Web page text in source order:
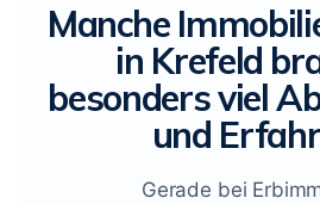
Manche
in Krefeld
besonders viel
und
Gerade bei